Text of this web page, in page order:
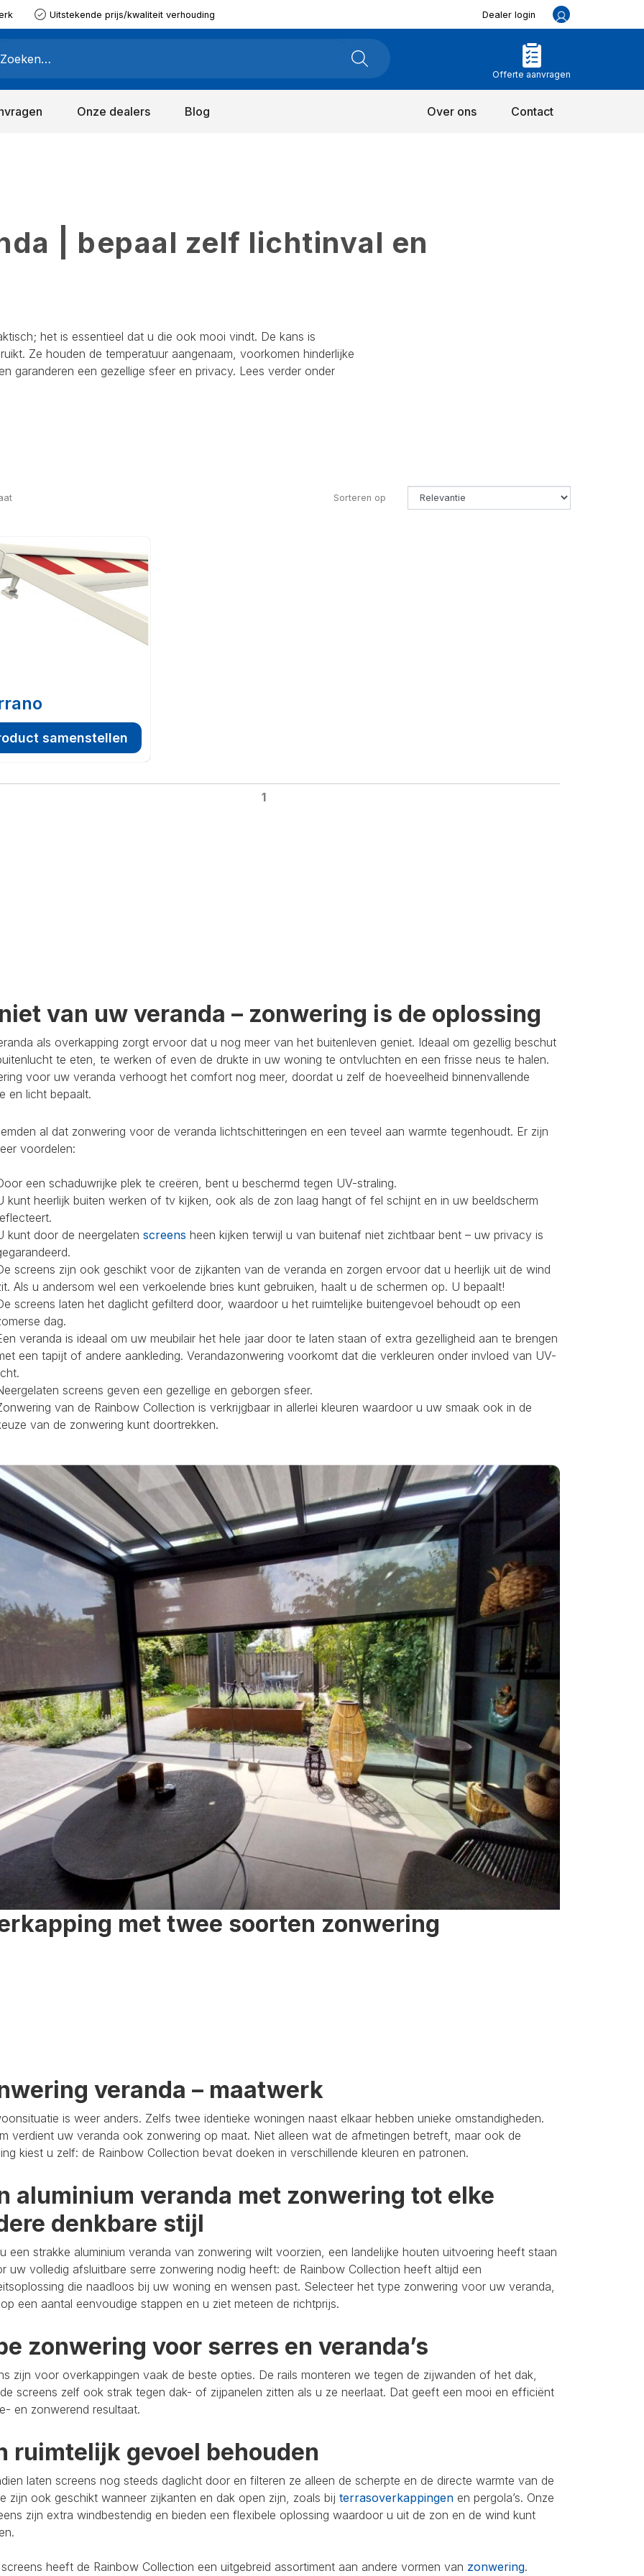
Uitstekende prijs/kwaliteit verhouding Dealer login
Offerte aanvragen
Onze dealers Blog Over ons Contact
| bepaal zelf lichtinval en
het is essentieel dat u die ook mooi vindt. De kans is
Ze houden de temperatuur aangenaam, voorkomen hinderlijke
garanderen een gezellige sfeer en privacy. Lees verder onder
Sorteren op
samenstellen
1
van uw veranda – zonwering is de oplossing
als overkapping zorgt ervoor dat u nog meer van het buitenleven geniet. Ideaal om gezellig beschut
te eten, te werken of even de drukte in uw woning te ontvluchten en een frisse neus te halen.
voor uw veranda verhoogt het comfort nog meer, doordat u zelf de hoeveelheid binnenvallende
en licht bepaalt.
al dat zonwering voor de veranda lichtschitteringen en een teveel aan warmte tegenhoudt. Er zijn
voordelen:
een schaduwrijke plek te creëren, bent u beschermd tegen UV-straling.
kunt heerlijk buiten werken of tv kijken, ook als de zon laag hangt of fel schijnt en in uw beeldscherm
kunt door de neergelaten screens heen kijken terwijl u van buitenaf niet zichtbaar bent – uw privacy is
screens zijn ook geschikt voor de zijkanten van de veranda en zorgen ervoor dat u heerlijk uit de wind
Als u andersom wel een verkoelende bries kunt gebruiken, haalt u de schermen op. U bepaalt!
screens laten het daglicht gefilterd door, waardoor u het ruimtelijke buitengevoel behoudt op een
dag.
veranda is ideaal om uw meubilair het hele jaar door te laten staan of extra gezelligheid aan te brengen
een tapijt of andere aankleding. Verandazonwering voorkomt dat die verkleuren onder invloed van UV-
screens geven een gezellige en geborgen sfeer.
van de Rainbow Collection is verkrijgbaar in allerlei kleuren waardoor u uw smaak ook in de
van de zonwering kunt doortrekken.
met twee soorten zonwering
veranda – maatwerk
is weer anders. Zelfs twee identieke woningen naast elkaar hebben unieke omstandigheden.
verdient uw veranda ook zonwering op maat. Niet alleen wat de afmetingen betreft, maar ook de
kiest u zelf: de Rainbow Collection bevat doeken in verschillende kleuren en patronen.
aluminium veranda met zonwering tot elke
denkbare stijl
een strakke aluminium veranda van zonwering wilt voorzien, een landelijke houten uitvoering heeft staan
uw volledig afsluitbare serre zonwering nodig heeft: de Rainbow Collection heeft altijd een
die naadloos bij uw woning en wensen past. Selecteer het type zonwering voor uw veranda,
een aantal eenvoudige stappen en u ziet meteen de richtprijs.
zonwering voor serres en veranda’s
zijn voor overkappingen vaak de beste opties. De rails monteren we tegen de zijwanden of het dak,
screens zelf ook strak tegen dak- of zijpanelen zitten als u ze neerlaat. Dat geeft een mooi en efficiënt
en zonwerend resultaat.
ruimtelijk gevoel behouden
laten screens nog steeds daglicht door en filteren ze alleen de scherpte en de directe warmte van de
zijn ook geschikt wanneer zijkanten en dak open zijn, zoals bij terrasoverkappingen en pergola’s. Onze
zijn extra windbestendig en bieden een flexibele oplossing waardoor u uit de zon en de wind kunt
heeft de Rainbow Collection een uitgebreid assortiment aan andere vormen van zonwering.